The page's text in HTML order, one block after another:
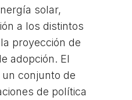
solar,
a los distintos
proyección de
adopción. El
conjunto de
de política